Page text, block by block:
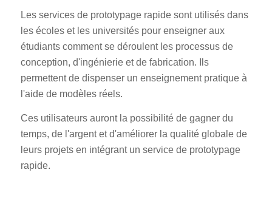
Les services de prototypage rapide sont utilisés dans
les écoles et les universités pour enseigner aux
étudiants comment se déroulent les processus de
conception, d'ingénierie et de fabrication. Ils
permettent de dispenser un enseignement pratique à
l'aide de modèles réels.
Ces utilisateurs auront la possibilité de gagner du
temps, de l'argent et d'améliorer la qualité globale de
leurs projets en intégrant un service de prototypage
rapide.